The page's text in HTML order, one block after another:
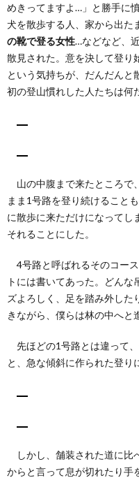
めきってますよ…」と勝手に
犬を散歩する人、家から出た
の靴で登る女性…などなど、
散見された。意を決して登り
という気持ちが、だんだん
初の登山慣れした人たちは何
山の中腹まで来たところで
まま1号路を登り続けること
に散歩に来ただけになってし
それることにした。
4号路と呼ばれるそのコー
トには書いてあった。どん
ズよろしく、足を踏み外し
きながら、僕らは林の中へと
先ほどの1号路とは違って
と、急な傾斜に作られた登り
しかし、舗装された道に
からと言って息が切れたり手